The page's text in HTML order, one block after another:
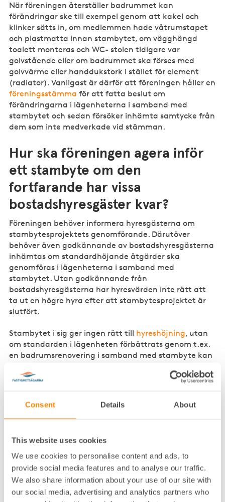
Consent Details About
This website uses cookies
We use cookies to personalise content and ads, to
provide social media features and to analyse our traffic.
We also share information about your use of our site with
our social media, advertising and analytics partners who
När föreningen återställer badrummet kan
förändringar ske till exempel genom att kakel och
klinker sätts in, om medlemmen hade våtrumstapet
och plastmatta innan stambytet, om vägghängd
toalett monteras och WC- stolen tidigare var
golvstående eller om badrummet ska förses med
golvvärme eller handdukstork i stället för element
(radiator). Vanligast är därför att föreningen håller en
föreningsstämma för att fatta beslut om
förändringarna i lägenheterna i samband med
stambytet och sedan försöker inhämta samtycke från
dem som inte medverkade vid stämman.
Hur ska föreningen agera inför
ett stambyte om den
fortfarande har vissa
bostadshyresgäster kvar?
Föreningen behöver informera hyresgästerna om
stambytesprojektets genomförande. Därutöver
behöver även godkännande av bostadshyresgästerna
inhämtas om standardhöjande åtgärder ska
genomföras i lägenheterna i samband med
stambytet. Utan godkännande från
bostadshyresgästerna har hyresvärden inte rätt att
ta ut en högre hyra efter att stambytesprojektet är
slutfört.
Stambytet i sig ger ingen rätt till hyreshöjning, utan
om standarden i lägenheten förbättrats genom t.ex.
en badrumsrenovering i samband med stambyte kan
standardförbättringarna då har ökat lägenhetens
förhandlingar med Hyresgästföreningen efter att
stambytesprojektet har slutförts.
Om en medlem eller en
bostadshyresgäst motsäger sig
stambytet – vad gäller då?
Om en medlem inte lämnar samtycke till de